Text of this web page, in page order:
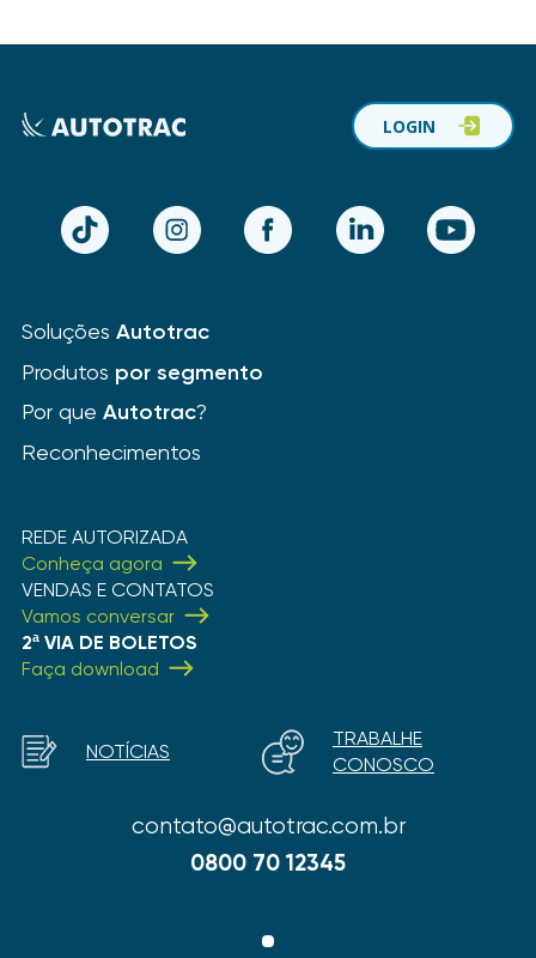
TikTok Instagram Facebook LinkedIn YouTube
LOGIN
Soluções Autotrac
Produtos por segmento
Por que Autotrac?
Reconhecimentos
REDE AUTORIZADA
Conheça agora
VENDAS E CONTATOS
Vamos conversar
2ª VIA DE BOLETOS
Faça download
contato@autotrac.com.br
0800 70 12345
NOTÍCIAS
TRABALHE
CONOSCO